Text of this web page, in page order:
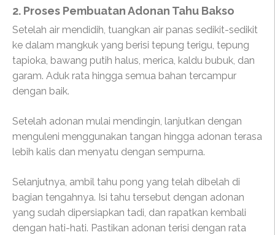
2. Proses Pembuatan Adonan Tahu Bakso
Setelah air mendidih, tuangkan air panas sedikit-sedikit
ke dalam mangkuk yang berisi tepung terigu, tepung
tapioka, bawang putih halus, merica, kaldu bubuk, dan
garam. Aduk rata hingga semua bahan tercampur
dengan baik.
Setelah adonan mulai mendingin, lanjutkan dengan
menguleni menggunakan tangan hingga adonan terasa
lebih kalis dan menyatu dengan sempurna.
Selanjutnya, ambil tahu pong yang telah dibelah di
bagian tengahnya. Isi tahu tersebut dengan adonan
yang sudah dipersiapkan tadi, dan rapatkan kembali
dengan hati-hati. Pastikan adonan terisi dengan rata